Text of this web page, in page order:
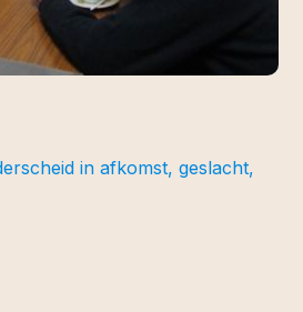
in afkomst, geslacht,